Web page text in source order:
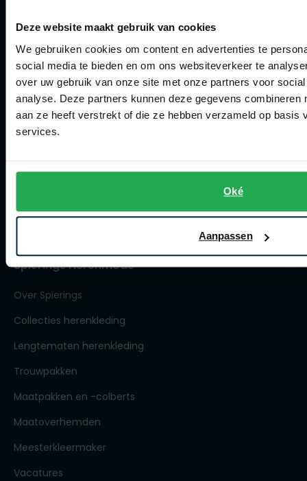
Deze website maakt gebruik van cookies
We gebruiken cookies om content en advertenties te
social media te bieden en om ons websiteverkeer te
over uw gebruik van onze site met onze partners voor
analyse. Deze partners kunnen deze gegevens combineren
aan ze heeft verstrekt of die ze hebben verzameld op basis
services.
Oké
Aanpassen
Klachtenafhandeling
Actievoorwaarden
Artikelonderhoud
Winkel
Openingstijden
Spierings Herenmode
Over Spierings
Collecties herenkleding
Lengtematen herenkleding
Trouwpakken
Maatpakken en -colberts
Maatoverhemden
Meesterkleermaker
Vacatures